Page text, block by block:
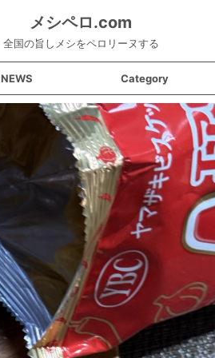
メシペロ.com
全国の旨しメシをペロリーヌする
NEWS Category